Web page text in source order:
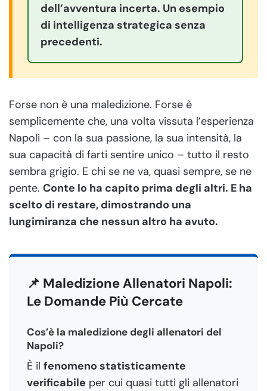
dell’avventura incerta. Un esempio
di intelligenza strategica senza
precedenti.
Forse non è una maledizione. Forse è
semplicemente che, una volta vissuta l’esperienza
Napoli – con la sua passione, la sua intensità, la
sua capacità di farti sentire unico – tutto il resto
sembra grigio. E chi se ne va, quasi sempre, se ne
pente. Conte lo ha capito prima degli altri. E ha
scelto di restare, dimostrando una
lungimiranza che nessun altro ha avuto.
📌 Maledizione Allenatori Napoli:
Le Domande Più Cercate
Cos’è la maledizione degli allenatori del
Napoli?
È il fenomeno statisticamente
verificabile per cui quasi tutti gli allenatori